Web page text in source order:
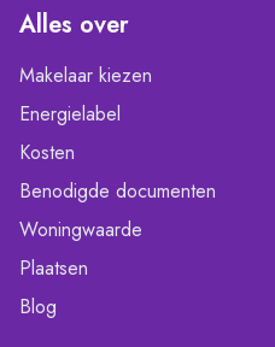
Alles over
Makelaar kiezen
Energielabel
Kosten
Benodigde documenten
Woningwaarde
Plaatsen
Blog